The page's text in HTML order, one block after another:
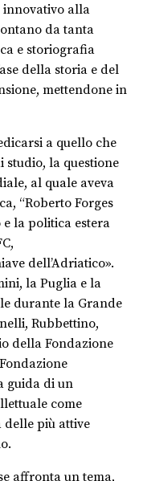
alla
da tanta
e storiografia
della storia e del
mettendone in
a quello che
studio, la questione
al quale aveva
“Roberto Forges
la politica estera
dell’Adriatico».
la Puglia e la
durante la Grande
Rubbettino,
della Fondazione
guida di un
come
delle più attive
.
affronta un tema,